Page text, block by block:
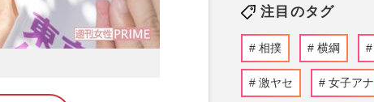
注目のタグ
相撲 横綱
激ヤセ 女子アナ